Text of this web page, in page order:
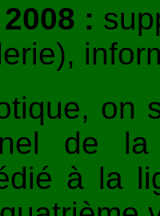
:
on
de la
à la